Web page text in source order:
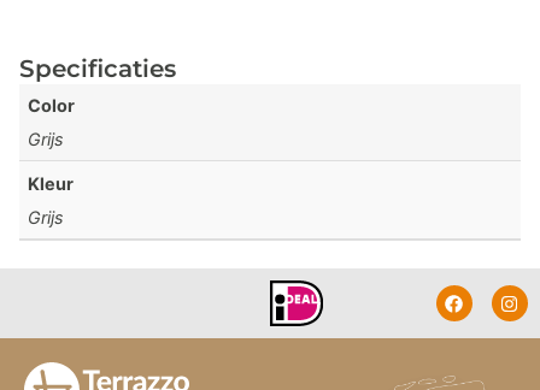
Specificaties
Color
Grijs
Kleur
Grijs